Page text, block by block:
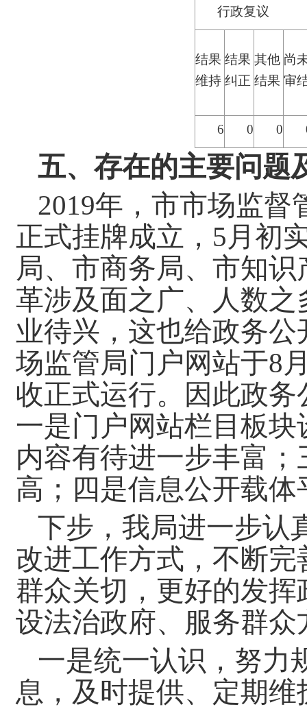
行政复议
结果
维持
结果
纠正
其他
结果
尚
审
6 0 0
五、存在的主要问题
2019年，市市场监督
正式挂牌成立，5月初
局、市商务局、市知
革涉及面之广、人数
业待兴，这也给政务
场监管局门户网站于8
收正式运行。因此政
一是门户网站栏目板
内容有待进一步丰富
高；四是信息公开载
下步，我局进一步认
改进工作方式，不断
群众关切，更好的发
设法治政府、服务群
一是统一认识，努力
息，及时提供、定期